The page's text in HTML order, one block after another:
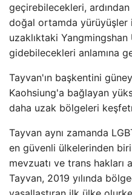
geçirebilecekleri,
doğal ortamda yürüyüşler
uzaklıktaki Yangmingshan
gidebilecekleri anlamına
Tayvan'ın başkentini
Kaohsiung'a bağlayan
daha uzak bölgeleri
Tayvan aynı zamanda
en güvenli ülkelerinden biri
mevzuatı ve trans hakları
Tayvan, 2019 yılında